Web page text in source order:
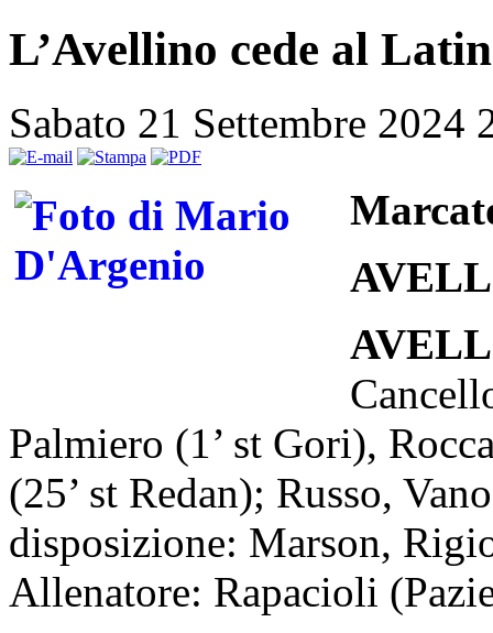
L’Avellino cede al
Sabato 21 Settembre 2024
Palmiero (1’ st Gori),
(25’ st Redan); Russo,
disposizione: Marson,
Allenatore: Rapacioli